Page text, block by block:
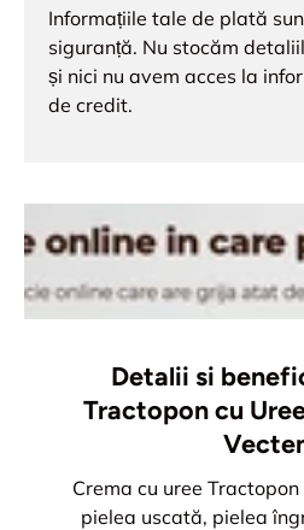
Informațiile tale de plată
siguranță. Nu stocăm
și nici nu avem acces la
de credit.
Detalii si
Tractopon cu
Crema cu uree
pielea uscată, pielea